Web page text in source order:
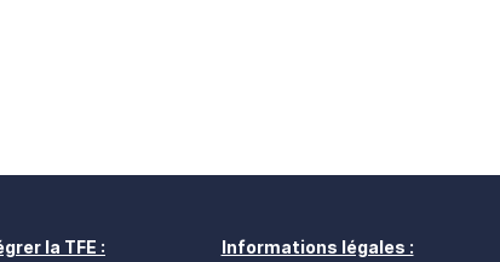
la TFE : Informations légales :